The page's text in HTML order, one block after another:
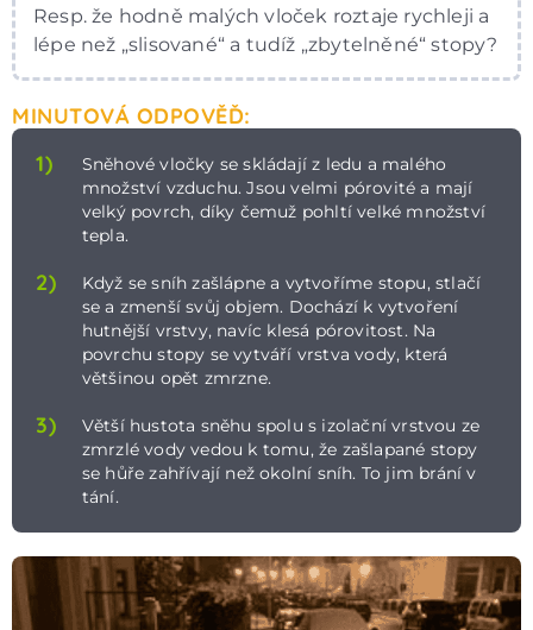
Resp. že hodně malých vloček roztaje rychleji a
lépe než „slisované“ a tudíž „zbytelněné“ stopy?
MINUTOVÁ ODPOVĚĎ:
1)
Sněhové vločky se skládají z ledu a malého
množství vzduchu. Jsou velmi pórovité a mají
velký povrch, díky čemuž pohltí velké množství
tepla.
2)
Když se sníh zašlápne a vytvoříme stopu, stlačí
se a zmenší svůj objem. Dochází k vytvoření
hutnější vrstvy, navíc klesá pórovitost. Na
povrchu stopy se vytváří vrstva vody, která
většinou opět zmrzne.
3)
Větší hustota sněhu spolu s izolační vrstvou ze
zmrzlé vody vedou k tomu, že zašlapané stopy
se hůře zahřívají než okolní sníh. To jim brání v
tání.